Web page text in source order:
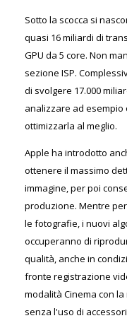
Sotto la scocca si
quasi 16 miliardi di
GPU da 5 core. Non
sezione ISP.
di svolgere 17.000
analizzare ad
ottimizzarla al meglio.
Apple ha introdotto
ottenere il massimo
immagine, per poi
produzione. Mentre
le fotografie, i nuovi
occuperanno di
qualità, anche in
fronte registrazione
modalità Cinema con
senza l'uso di